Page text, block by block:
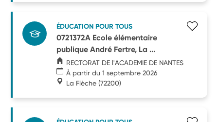
ÉDUCATION POUR TOUS
0721372A Ecole élémentaire
publique André Fertre, La ...
RECTORAT DE l'ACADEMIE DE NANTES
À partir du 1 septembre 2026
La Flèche (72200)